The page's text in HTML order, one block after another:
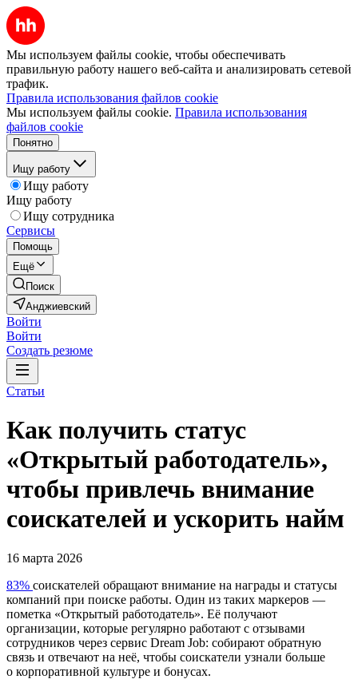
Мы используем файлы cookie, чтобы обеспечивать
правильную работу нашего веб-сайта и анализировать сетевой
трафик.
Правила использования файлов cookie
Мы используем файлы cookie. Правила использования
файлов cookie
Понятно
Ищу работу
Ищу работу
Ищу работу
Ищу сотрудника
Сервисы
Помощь
Ещё
Поиск
Анджиевский
Войти
Войти
Создать резюме
Статьи
Как получить статус
«Открытый работодатель»,
чтобы привлечь внимание
соискателей и ускорить найм
16 марта 2026
83% соискателей обращают внимание на награды и статусы
компаний при поиске работы. Один из таких маркеров —
пометка «Открытый работодатель». Её получают
организации, которые регулярно работают с отзывами
сотрудников через сервис Dream Job: собирают обратную
связь и отвечают на неё, чтобы соискатели узнали больше
о корпоративной культуре и бонусах.